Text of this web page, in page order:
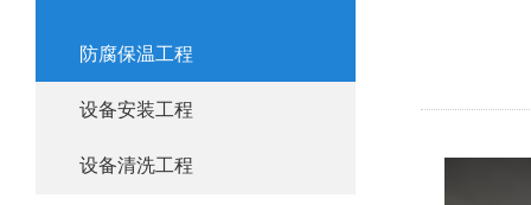
防腐保温工程
设备安装工程
设备清洗工程